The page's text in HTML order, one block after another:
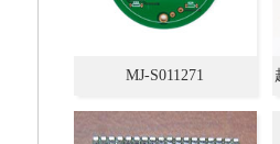
MJ-S011271